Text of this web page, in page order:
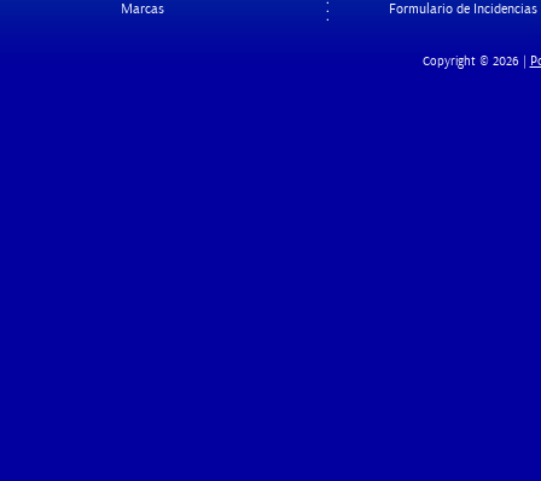
Marcas
Formulario de Incidencias
Copyright © 2026 |